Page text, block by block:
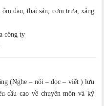
đau, thai sản, cơm trưa, xăng
công ty
(Nghe – nói – đọc – viết ) lưu
cầu cao về chuyên môn và kỹ